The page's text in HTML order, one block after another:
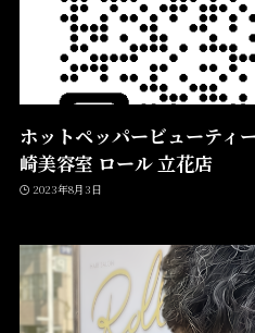
ホットペッパービューティ
崎美容室 ロール 立花店
2023年8月3日